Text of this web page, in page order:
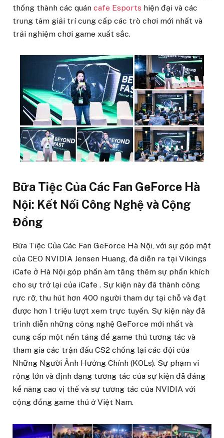
thống thành các quán cafe Esports hiện đại và các
trung tâm giải trí cung cấp các trò chơi mới nhất và
trải nghiệm chơi game xuất sắc.
Bữa Tiệc Của Các Fan GeForce Hà
Nội: Kết Nối Công Nghệ và Cộng
Đồng
Bữa Tiệc Của Các Fan GeForce Hà Nội, với sự góp mặt
của CEO NVIDIA Jensen Huang, đã diễn ra tại Vikings
iCafe ở Hà Nội góp phần àm tăng thêm sự phấn khích
cho sự trở lại của iCafe . Sự kiện này đã thành công
rực rỡ, thu hút hơn 400 người tham dự tại chỗ và đạt
được hơn 1 triệu lượt xem trực tuyến. Sự kiện này đã
trình diễn những công nghệ GeForce mới nhất và
cung cấp một nền tảng để game thủ tương tác và
tham gia các trận đấu CS2 chống lại các đội của
Những Người Ảnh Hưởng Chính (KOLs). Sự phạm vi
rộng lớn và định dạng tương tác của sự kiện đã đáng
kể nâng cao vị thế và sự tương tác của NVIDIA với
cộng đồng game thủ ở Việt Nam.